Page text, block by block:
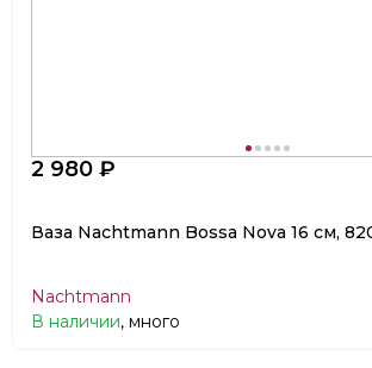
2 980 ₽
Ваза Nachtmann Bossa Nova 16 см,
Nachtmann
В наличии, много